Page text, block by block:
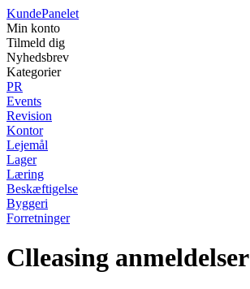
KundePanelet
Min konto
Tilmeld dig
Nyhedsbrev
Kategorier
PR
Events
Revision
Kontor
Lejemål
Lager
Læring
Beskæftigelse
Byggeri
Forretninger
Clleasing anmeldelser